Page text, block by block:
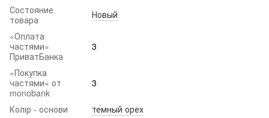
Состояние
товара
Новый
«Оплата
частями»
ПриватБанка
3
«Покупка
частями» от
monobank
3
Колір - основи
темный орех